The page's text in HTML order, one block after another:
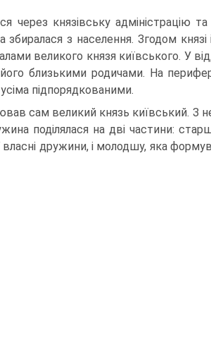
через князівську адміністрацію
з населення. Згодом
великого князя київського. У
його близькими родичами. На
підпорядкованими.
сам великий князь київський. З
поділялася на дві частини:
дружини, і молодшу, яка